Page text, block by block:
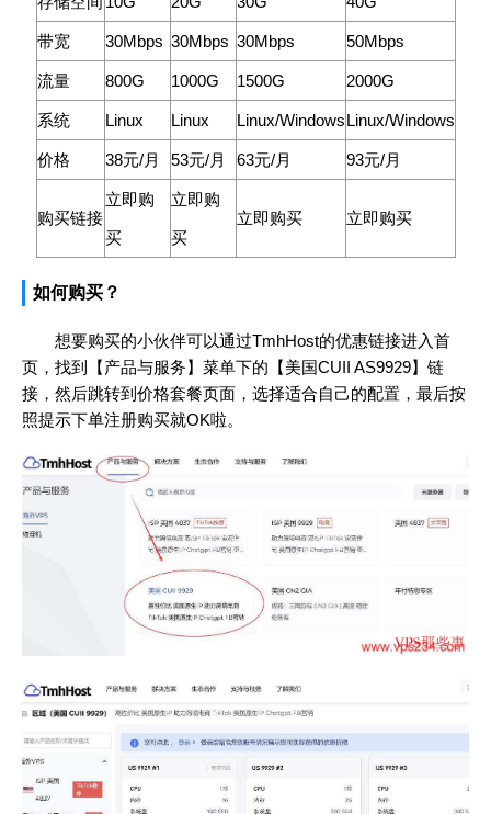
带宽 30Mbps 30Mbps 30Mbps 50Mbps
流量 800G 1000G 1500G 2000G
系统 Linux Linux Linux/WindowsLinux/Windows
价格 38元/月 53元/月 63元/月 93元/月
购买链接
立即购
买
立即购
买
立即购买 立即购买
如何购买？
想要购买的小伙伴可以通过TmhHost的优惠链接进入首
页，找到【产品与服务】菜单下的【美国CUII AS9929】链
接，然后跳转到价格套餐页面，选择适合自己的配置，最后按
照提示下单注册购买就OK啦。